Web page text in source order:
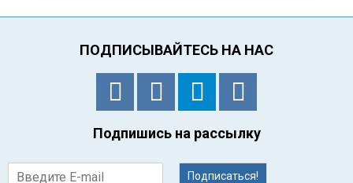
ПОДПИСЫВАЙТЕСЬ НА НАС
Подпишись на рассылку
Подписаться!